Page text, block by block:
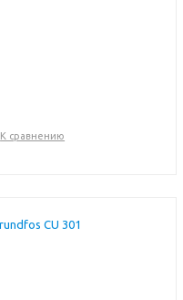
К сравнению